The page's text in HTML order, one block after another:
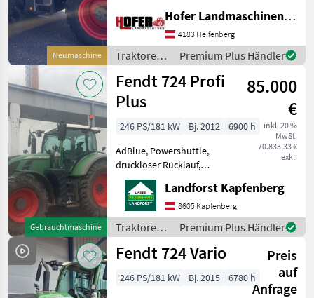
Neumaschine
Zapfwellendrehzahl:
540/540E/1000/1000E,
Höchstgeschwindigkeit in
km/h: 50 km/h, Aufla
Hofer Landmaschinen Handels GmbH.
4183 Helfenberg
Traktoren /
Fendt
Premium Plus Händler
Gebrauchtmaschine
Fendt 724 Profi
Plus
85.000
€
inkl. 20 %
MwSt.
70.833,33 €
exkl.
246 PS/181 kW Bj. 2012
6900 h
AdBlue, Powershuttle,
druckloser Rücklauf,
Luftsitz,
Höchstgeschwindigkeit in
km/h: 50 km/h,
Kabinenfederung,
Plattform: Kabine,
Getriebeart Landmaschine:
Stufenloses Getri
Landforst Kapfenberg
8605 Kapfenberg
Traktoren /
Fendt
Premium Plus Händler
Fendt 724 Vario
Preis
auf
Anfrage
246 PS/181 kW Bj. 2015 6780 h